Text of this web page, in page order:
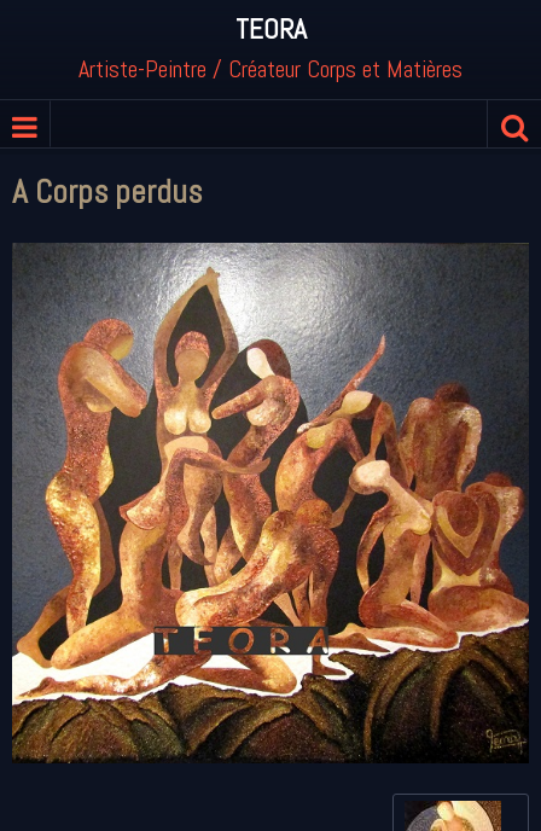
TEORA
Artiste-Peintre / Créateur Corps et Matières
A Corps perdus